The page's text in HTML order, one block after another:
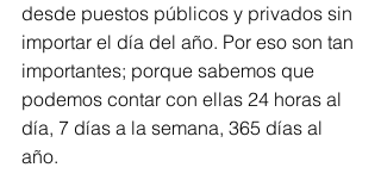
desde puestos públicos y privados sin
importar el día del año. Por eso son tan
importantes; porque sabemos que
podemos contar con ellas 24 horas al
día, 7 días a la semana, 365 días al
año.